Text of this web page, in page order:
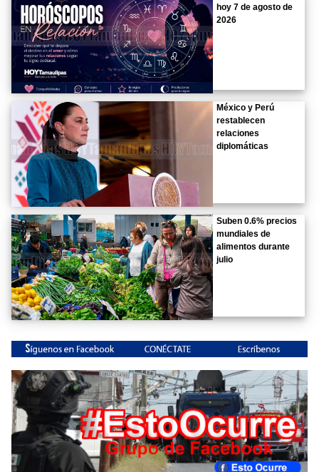
hoy 7 de agosto de
2026
México y Perú
restablecen
relaciones
diplomáticas
Suben 0.6% precios
mundiales de
alimentos durante
julio